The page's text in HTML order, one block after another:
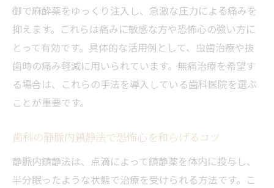
御で麻酔薬をゆっくり注入し、急激な圧力による痛みを
抑えます。これらは痛みに敏感な方や恐怖心の強い方に
とって有効です。具体的な活用例として、虫歯治療や抜
歯時の痛み軽減に用いられています。無痛治療を希望す
る場合は、これらの手法を導入している歯科医院を選ぶ
ことが重要です。
歯科の静脈内鎮静法で恐怖心を和らげるコツ
静脈内鎮静法は、点滴によって鎮静薬を体内に投与し、
半分眠ったような状態で治療を受けられる方法です。こ